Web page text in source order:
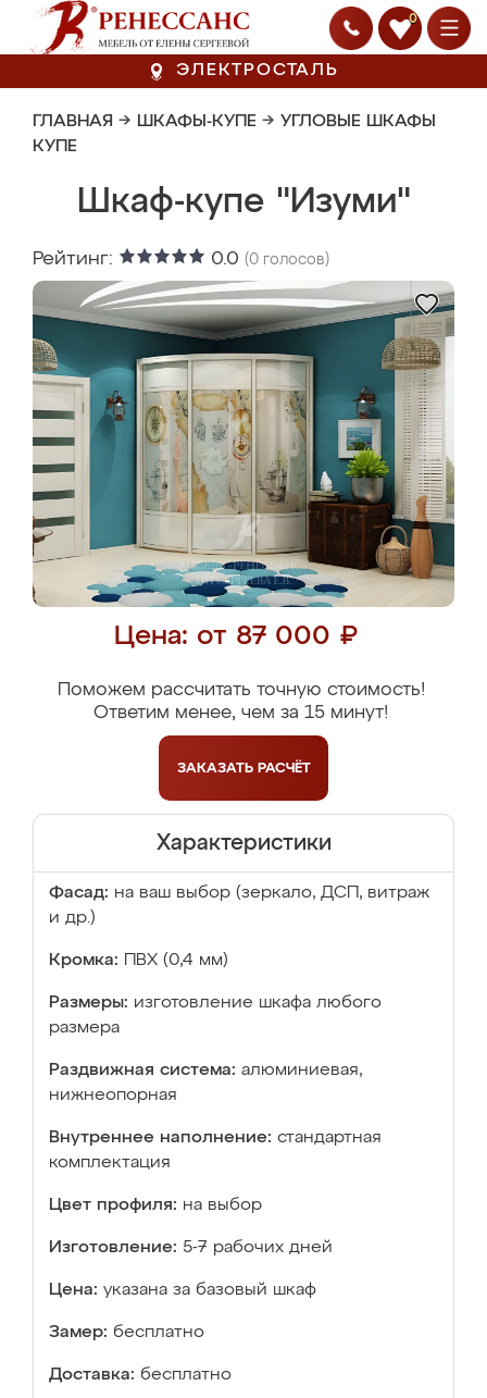
0
ЭЛЕКТРОСТАЛЬ
ГЛАВНАЯ → ШКАФЫ-КУПЕ → УГЛОВЫЕ ШКАФЫ
КУПЕ
Шкаф-купе "Изуми"
Рейтинг: 0.0 (0 голосов)
Цена: от 87 000 ₽
Поможем рассчитать точную стоимость!
Ответим менее, чем за 15 минут!
ЗАКАЗАТЬ РАСЧЁТ
Характеристики
Фасад: на ваш выбор (зеркало, ДСП, витраж
и др.)
Кромка: ПВХ (0,4 мм)
Размеры: изготовление шкафа любого
размера
Раздвижная система: алюминиевая,
нижнеопорная
Внутреннее наполнение: стандартная
комплектация
Цвет профиля: на выбор
Изготовление: 5-7 рабочих дней
Цена: указана за базовый шкаф
Замер: бесплатно
Доставка: бесплатно